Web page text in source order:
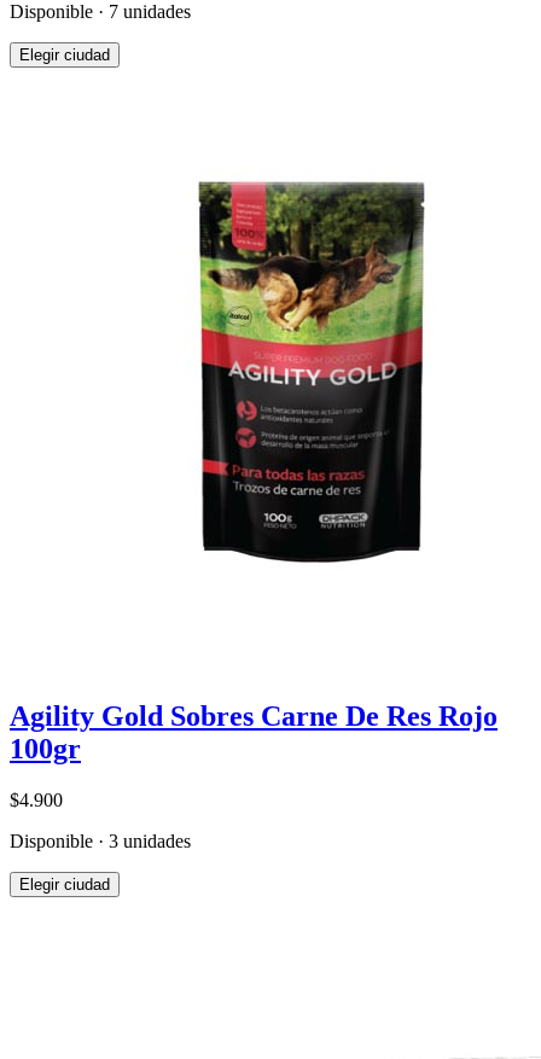
Disponible · 7 unidades
Elegir ciudad
Agility Gold Sobres Carne De Res Rojo
100gr
$4.900
Disponible · 3 unidades
Elegir ciudad